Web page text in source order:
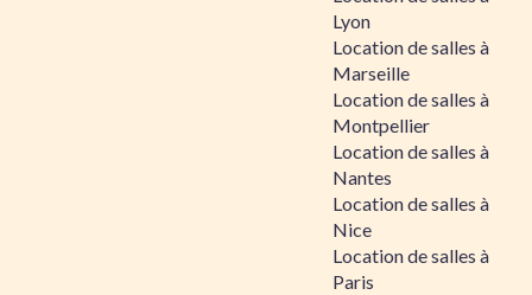
Lyon
Location de salles à
Marseille
Location de salles à
Montpellier
Location de salles à
Nantes
Location de salles à
Nice
Location de salles à
Paris